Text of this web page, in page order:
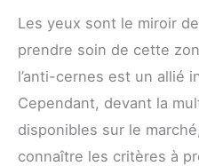
Les yeux sont le miroir
prendre soin de cette
l’anti-cernes est un allié
Cependant, devant la
disponibles sur le
connaître les critères à